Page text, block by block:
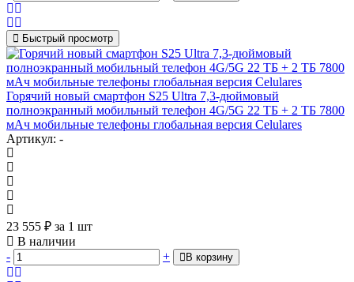
Быстрый просмотр
Горячий новый смартфон S25 Ultra 7,3-дюймовый
полноэкранный мобильный телефон 4G/5G 22 ТБ + 2 ТБ 7800
мАч мобильные телефоны глобальная версия Celulares
Артикул: -
23 555 ₽ за 1 шт
В наличии
-
+ В корзину